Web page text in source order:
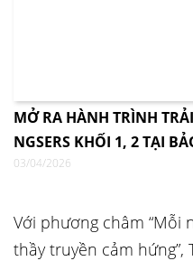
MỞ RA HÀNH TRÌNH
NGSERS KHỐI 1, 2 TẠI
03/04/2026
Với phương châm “Mỗi
thầy truyền cảm hứng”,